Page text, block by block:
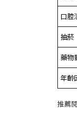
口腔
抽菸
藥物
年齡
推薦